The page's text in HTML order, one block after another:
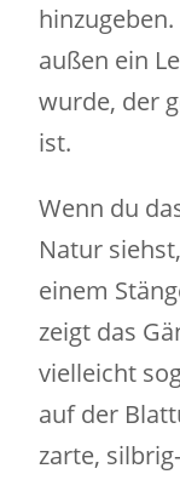
außen ein
wurde, der
ist.
Wenn du
Natur
einem
zeigt das
vielleicht
auf der
zarte,